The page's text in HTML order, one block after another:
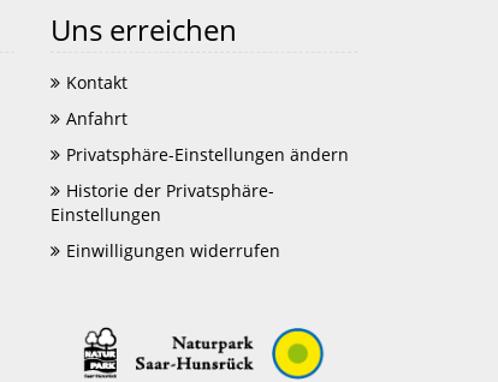
Uns erreichen
Kontakt
Anfahrt
Privatsphäre-Einstellungen ändern
Historie der Privatsphäre-
Einstellungen
Einwilligungen widerrufen